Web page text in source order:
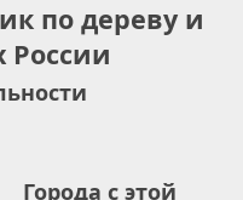
по дереву и
России
Города с этой